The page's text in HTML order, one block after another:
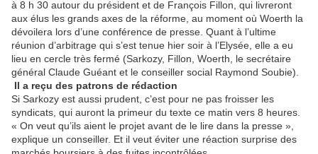
à 8 h 30 autour du président et de François Fillon, qui livreront
aux élus les grands axes de la réforme, au moment où Woerth la
dévoilera lors d’une conférence de presse. Quant à l’ultime
réunion d’arbitrage qui s’est tenue hier soir à l’Elysée, elle a eu
lieu en cercle très fermé (Sarkozy, Fillon, Woerth, le secrétaire
général Claude Guéant et le conseiller social Raymond Soubie).
Il a reçu des patrons de rédaction
Si Sarkozy est aussi prudent, c’est pour ne pas froisser les
syndicats, qui auront la primeur du texte ce matin vers 8 heures.
« On veut qu’ils aient le projet avant de le lire dans la presse »,
explique un conseiller. Et il veut éviter une réaction surprise des